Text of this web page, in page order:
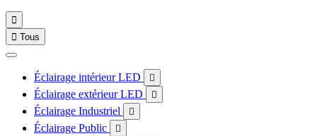

 Tous
Éclairage intérieur LED 
Éclairage extérieur LED 
Éclairage Industriel 
Éclairage Public 